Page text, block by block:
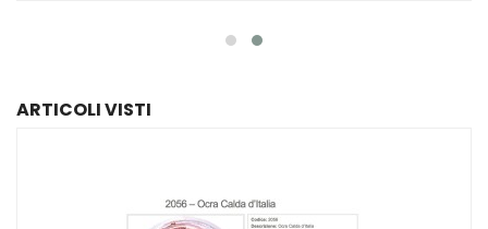
ARTICOLI VISTI